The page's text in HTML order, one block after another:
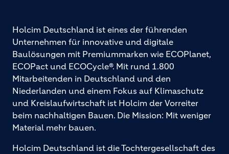
Holcim Deutschland ist eines der führenden
Unternehmen für innovative und digitale
Baulösungen mit Premiummarken wie ECOPlanet,
ECOPact und ECOCycle®. Mit rund 1.800
Mitarbeitenden in Deutschland und den
Niederlanden und einem Fokus auf Klimaschutz
und Kreislaufwirtschaft ist Holcim der Vorreiter
beim nachhaltigen Bauen. Die Mission: Mit weniger
Material mehr bauen.
Holcim Deutschland ist die Tochtergesellschaft des